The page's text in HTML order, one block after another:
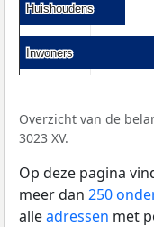
Huishoudens
Huishoudens
Inwoners
Inwoners
Overzicht van de
3023 XV.
Op deze pagina
meer dan 250
alleadressen met